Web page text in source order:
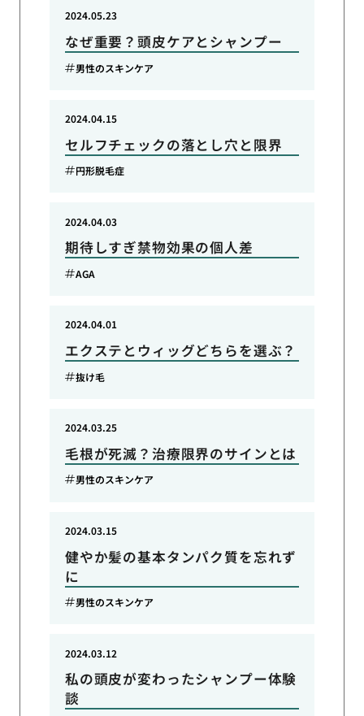
なぜ重要？頭皮ケアとシャンプー
2024.05.23
男性のスキンケア
セルフチェックの落とし穴と限界
2024.04.15
円形脱毛症
期待しすぎ禁物効果の個人差
2024.04.03
AGA
エクステとウィッグどちらを選ぶ？
2024.04.01
抜け毛
毛根が死滅？治療限界のサインとは
2024.03.25
男性のスキンケア
健やか髪の基本タンパク質を忘れず
に
2024.03.15
男性のスキンケア
私の頭皮が変わったシャンプー体験
談
2024.03.12